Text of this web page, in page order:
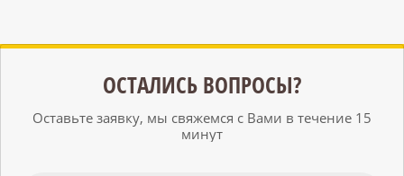
ОСТАЛИСЬ ВОПРОСЫ?
Оставьте заявку, мы свяжемся с Вами в течение 15
минут